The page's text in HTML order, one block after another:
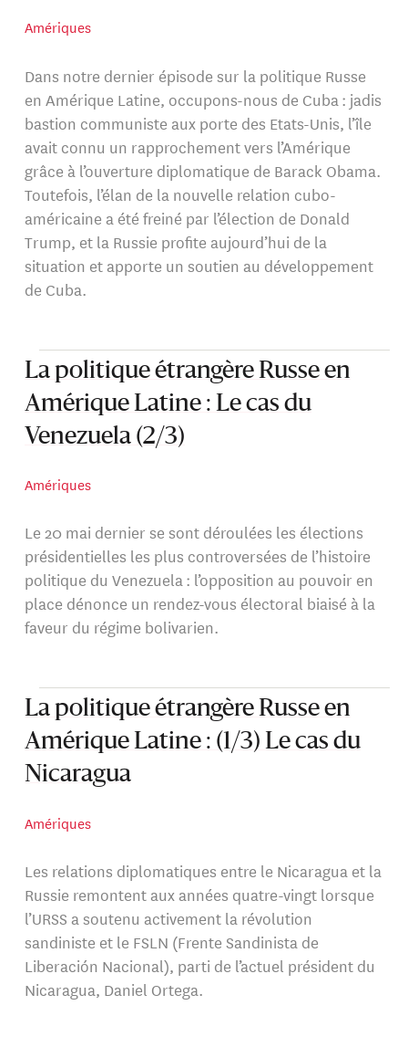
Amériques
Dans notre dernier épisode sur la politique Russe
en Amérique Latine, occupons-nous de Cuba : jadis
bastion communiste aux porte des Etats-Unis, l’île
avait connu un rapprochement vers l’Amérique
grâce à l’ouverture diplomatique de Barack Obama.
Toutefois, l’élan de la nouvelle relation cubo-
américaine a été freiné par l’élection de Donald
Trump, et la Russie profite aujourd’hui de la
situation et apporte un soutien au développement
de Cuba.
La politique étrangère Russe en
Amérique Latine : Le cas du
Venezuela (2/3)
Amériques
Le 20 mai dernier se sont déroulées les élections
présidentielles les plus controversées de l’histoire
politique du Venezuela : l’opposition au pouvoir en
place dénonce un rendez-vous électoral biaisé à la
faveur du régime bolivarien.
La politique étrangère Russe en
Amérique Latine : (1/3) Le cas du
Nicaragua
Amériques
Les relations diplomatiques entre le Nicaragua et la
Russie remontent aux années quatre-vingt lorsque
l’URSS a soutenu activement la révolution
sandiniste et le FSLN (Frente Sandinista de
Liberación Nacional), parti de l’actuel président du
Nicaragua, Daniel Ortega.